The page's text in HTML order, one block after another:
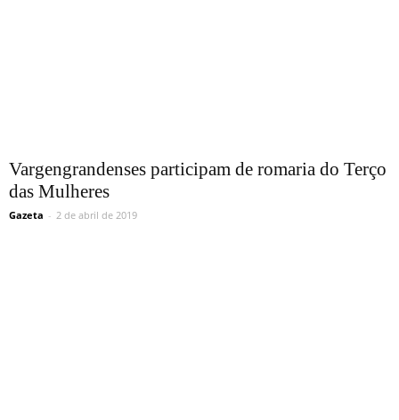
Vargengrandenses participam de romaria do Terço
das Mulheres
Gazeta - 2 de abril de 2019